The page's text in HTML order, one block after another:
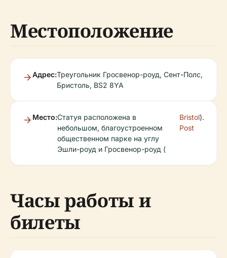
Местоположение
Адрес:Треугольник Гросвенор-роуд, Сент-Полс,
Бристоль, BS2 8YA
Место:Статуя расположена в
небольшом, благоустроенном
общественном парке на углу
Эшли-роуд и Гросвенор-роуд (
Bristol
Post
).
Часы работы и
билеты